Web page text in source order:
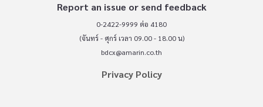
Report an issue or send feedback
0-2422-9999 ต่อ 4180
(จันทร์ - ศุกร์ เวลา 09.00 - 18.00 น)
bdcx@amarin.co.th
Privacy Policy